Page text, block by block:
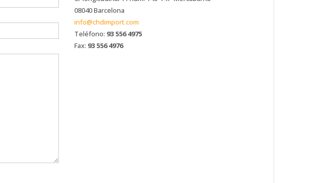
08040 Barcelona
info@chdimport.com
Teléfono: 93 556 4975
Fax: 93 556 4976